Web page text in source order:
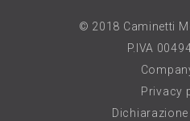
© 2018 Caminetti
P.IVA
Privacy